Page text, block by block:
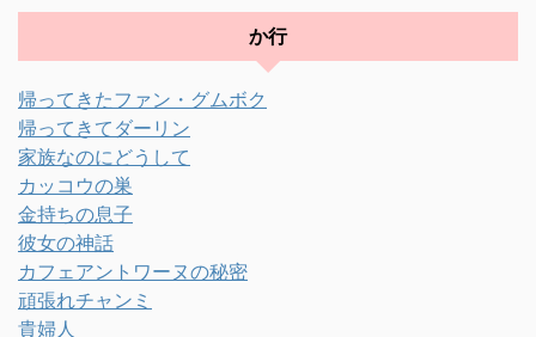
か行
帰ってきたファン・グムボク
帰ってきてダーリン
家族なのにどうして
カッコウの巣
金持ちの息子
彼女の神話
カフェアントワーヌの秘密
頑張れチャンミ
貴婦人